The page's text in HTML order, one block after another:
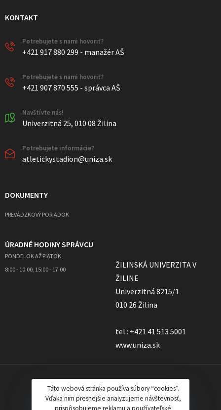
KONTAKT
Potrebujete s nami hovoriť?
+421 917 880 299 - manažér AŠ
Potrebujete s nami hovoriť?
+421 907 870 555 - správca AŠ
Navštívte nás!
Univerzitná 25, 010 08 Žilina
Potrebujete informácie?
atletickystadion@uniza.sk
DOKUMENTY
PREVÁDZKOVÝ PORIADOK
ÚRADNÉ HODINY SPRÁVCU
PONDELOK AŽ PIATOK
8:00 - 10:00, 15:00 - 17:00
ŽILINSKÁ UNIVERZITA V
ŽILINE
Univerzitná 8215/1
010 26 Žilina
tel.: +421 41 513 5001
www.uniza.sk
Táto webová stránka používa súbory “cookies”.
Vďaka nim presnejšie analyzujeme návštevnosť,
prispôsobujeme reklamu a používateľské